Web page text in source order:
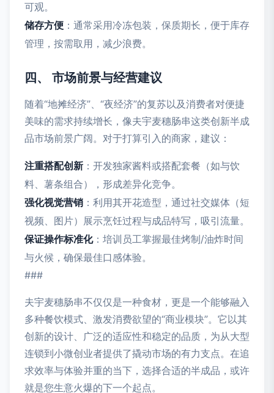
可观。
储存方便 ：通常采用冷冻包装，保质期长，便于库存
管理，按需取用，减少浪费。
四、 市场前景与经营建议
随着“地摊经济”、“夜经济”的复苏以及消费者对便捷
美味的需求持续增长，像夫宇麦穗肠串这类创新半成
品市场前景广阔。对于打算引入的商家，建议：
注重搭配创新 ：开发独家酱料或搭配套餐（如与饮
料、薯条组合），形成差异化竞争。
强化视觉营销 ：利用其开花造型，通过社交媒体（短
视频、图片）展示烹饪过程与成品特写，吸引流量。
保证操作标准化：培训员工掌握最佳烤制/油炸时间
与火候，确保最佳口感体验。
###
夫宇麦穗肠串不仅仅是一种食材，更是一个能够融入
多种餐饮模式、激发消费欲望的“商业模块”。它以其
创新的设计、广泛的适应性和稳定的品质，为从大型
连锁到小微创业者提供了撬动市场的有力支点。在追
求效率与体验并重的当下，选择合适的半成品，或许
就是您生意火爆的下一个起点。